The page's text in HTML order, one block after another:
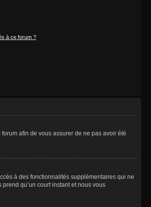
à ce forum ?
afin de vous assurer de ne pas avoir été
à des fonctionnalités supplémentaires qui ne
qu’un court instant et nous vous